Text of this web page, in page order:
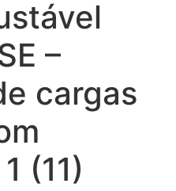
–
cargas
(11)